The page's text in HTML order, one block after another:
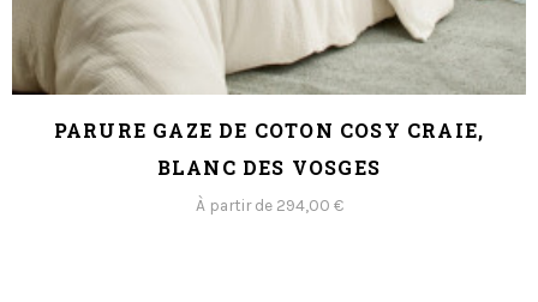
PARURE GAZE DE COTON COSY CRAIE,
BLANC DES VOSGES
À partir de 294,00 €